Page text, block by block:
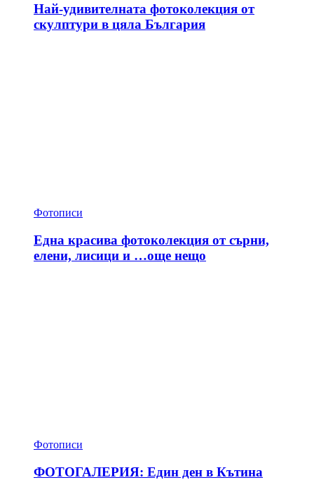
Най-удивителната фотоколекция от
скулптури в цяла България
Фотописи
Една красива фотоколекция от сърни,
елени, лисици и …още нещо
Фотописи
ФОТОГАЛЕРИЯ: Един ден в Кътина